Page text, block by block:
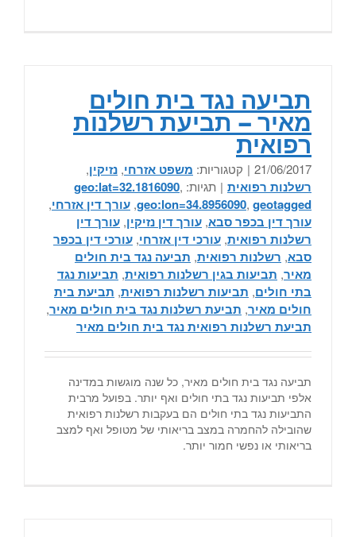
תביעה נגד בית חולים
מאיר – תביעת רשלנות
רפואית
21/06/2017
| קטגוריות: משפט אזרחי, נזיקין,
רשלנות רפואית | תגיות: geo:lat=32.1816090,
geo:lon=34.8956090, geotagged
, עורך דין אזרחי,
עורך דין בכפר סבא, עורך דין נזיקין, עורך דין
רשלנות רפואית, עורכי דין אזרחי, עורכי דין בכפר
סבא, רשלנות רפואית, תביעה נגד בית חולים
מאיר, תביעות בגין רשלנות רפואית, תביעות נגד
בתי חולים, תביעות רשלנות רפואית, תביעת בית
חולים מאיר, תביעת רשלנות נגד בית חולים מאיר,
תביעת רשלנות רפואית נגד בית חולים מאיר
תביעה נגד בית חולים מאיר, כל שנה מוגשות במדינה
אלפי תביעות נגד בתי חולים ואף יותר. בפועל מרבית
התביעות נגד בתי חולים הם בעקבות רשלנות רפואית
שהובילה להחמרה במצב בריאותי של מטופל ואף למצב
בריאותי או נפשי חמור יותר.